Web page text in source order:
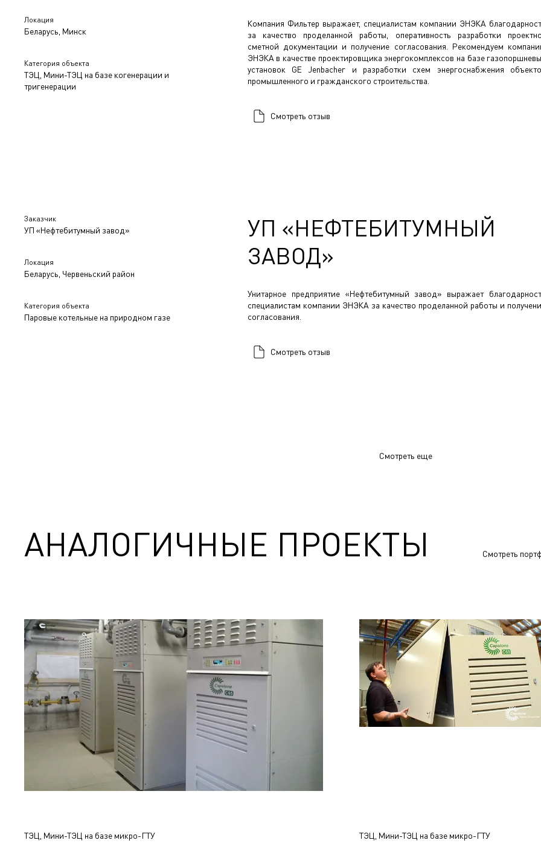
Локация
Беларусь, Минск
Категория объекта
ТЭЦ, Мини-ТЭЦ на базе когенерации и
тригенерации
Компания Фильтер выражает, специалистам компании ЭНЭКА
за качество проделанной работы, оперативность разработки
сметной документации и получение согласования. Рекомендуем
ЭНЭКА в качестве проектировщика энергокомплексов на базе
установок GE Jenbacher и разработки схем энергоснабжения
промышленного и гражданского строительства.
Смотреть отзыв
Заказчик
УП «Нефтебитумный завод»
Локация
Беларусь, Червеньский район
Категория объекта
Паровые котельные на природном газе
УП «НЕФТЕБИТУМНЫЙ
ЗАВОД»
Унитарное предприятие «Нефтебитумный завод» выражает
специалистам компании ЭНЭКА за качество проделанной работы и
согласования.
Смотреть отзыв
Смотреть еще
АНАЛОГИЧНЫЕ ПРОЕКТЫ Смотреть
ТЭЦ, Мини-ТЭЦ на базе микро-ГТУ ТЭЦ, Мини-ТЭЦ на базе микро-ГТУ